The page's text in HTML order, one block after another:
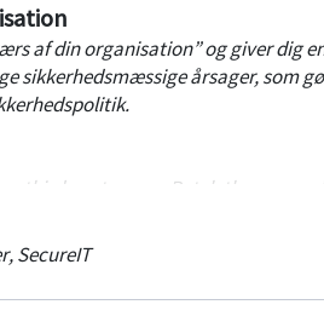
af din organisation” og giver dig
sikkerhedsmæssige årsager, som
party apps. Patch these as well
templates, regardless of power
,SecureIT